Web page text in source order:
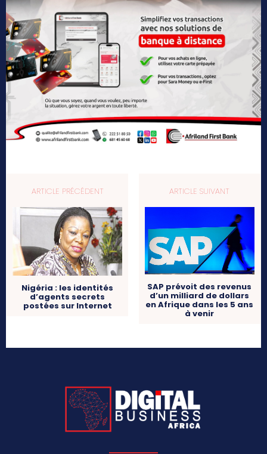
ARTICLE PRÉCÉDENT
Nigéria : les identités
d’agents secrets
postées sur Internet
ARTICLE SUIVANT
SAP prévoit des revenus
d’un milliard de dollars
en Afrique dans les 5 ans
à venir